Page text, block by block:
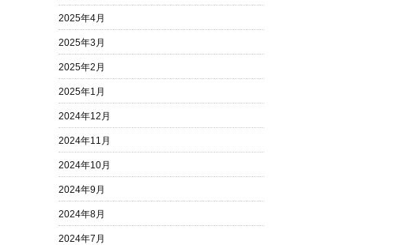
2025年4月
2025年3月
2025年2月
2025年1月
2024年12月
2024年11月
2024年10月
2024年9月
2024年8月
2024年7月